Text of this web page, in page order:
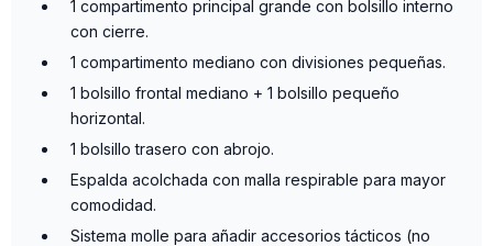
1 compartimento principal grande con bolsillo interno
con cierre.
1 compartimento mediano con divisiones pequeñas.
1 bolsillo frontal mediano + 1 bolsillo pequeño
horizontal.
1 bolsillo trasero con abrojo.
Espalda acolchada con malla respirable para mayor
comodidad.
Sistema molle para añadir accesorios tácticos (no